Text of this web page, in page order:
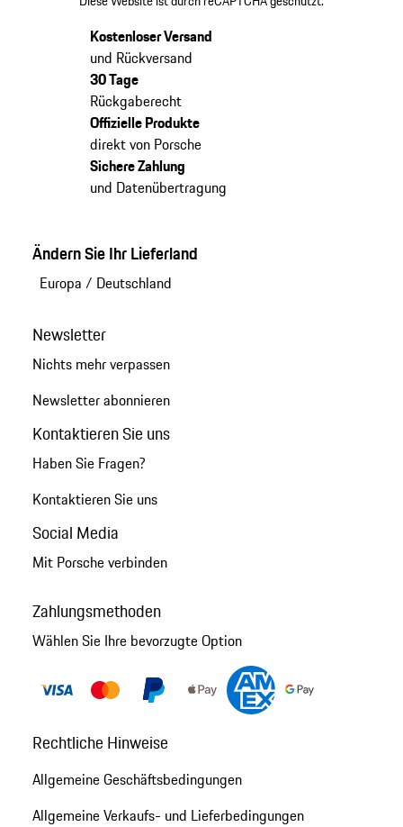
Kostenloser Versand
und Rückversand
30 Tage
Rückgaberecht
Offizielle Produkte
direkt von Porsche
Sichere Zahlung
und Datenübertragung
Ändern Sie Ihr Lieferland
Europa / Deutschland
Newsletter
Nichts mehr verpassen
Newsletter abonnieren
Kontaktieren Sie uns
Haben Sie Fragen?
Kontaktieren Sie uns
Social Media
Mit Porsche verbinden
Zahlungsmethoden
Wählen Sie Ihre bevorzugte Option
Rechtliche Hinweise
Allgemeine Geschäftsbedingungen
Allgemeine Verkaufs- und Lieferbedingungen